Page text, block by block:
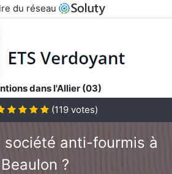
du réseau
dans l'Allier (03)
(119 votes)
société anti-fourmis à
Beaulon ?